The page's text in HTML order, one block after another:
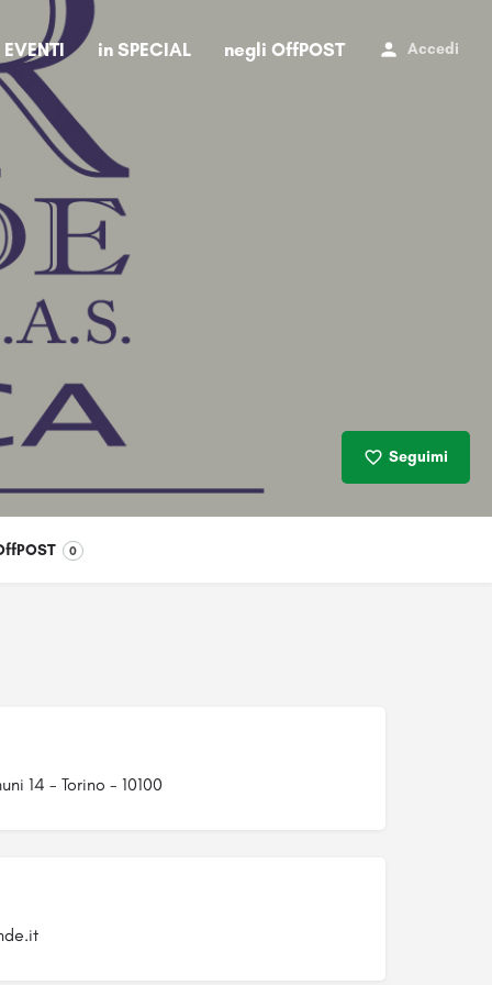
in SPECIAL negli OffPOST Accedi
Seguimi
0
14 - Torino - 10100